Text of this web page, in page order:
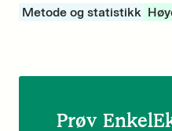
Metode og statistikk
Prøv